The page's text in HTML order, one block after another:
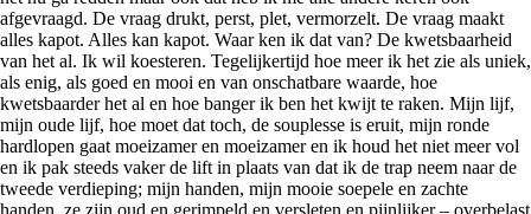
afgevraagd. De vraag drukt, perst, plet, vermorzelt. De vraag maakt
alles kapot. Alles kan kapot. Waar ken ik dat van? De kwetsbaarheid
van het al. Ik wil koesteren. Tegelijkertijd hoe meer ik het zie als uniek,
als enig, als goed en mooi en van onschatbare waarde, hoe
kwetsbaarder het al en hoe banger ik ben het kwijt te raken. Mijn lijf,
mijn oude lijf, hoe moet dat toch, de souplesse is eruit, mijn ronde
hardlopen gaat moeizamer en moeizamer en ik houd het niet meer vol
en ik pak steeds vaker de lift in plaats van dat ik de trap neem naar de
tweede verdieping; mijn handen, mijn mooie soepele en zachte
handen, ze zijn oud en gerimpeld en versleten en pijnlijker – overbelast